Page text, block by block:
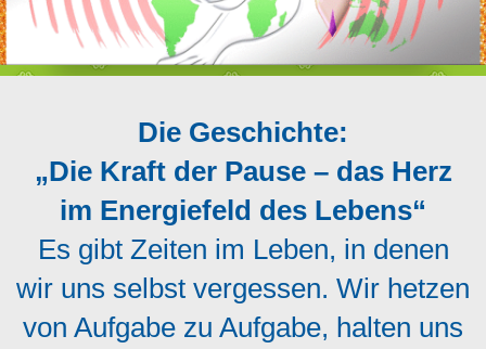
Die Geschichte:
„Die Kraft der Pause – das Herz
im Energiefeld des Lebens“
Es gibt Zeiten im Leben, in denen
wir uns selbst vergessen. Wir hetzen
von Aufgabe zu Aufgabe, halten uns